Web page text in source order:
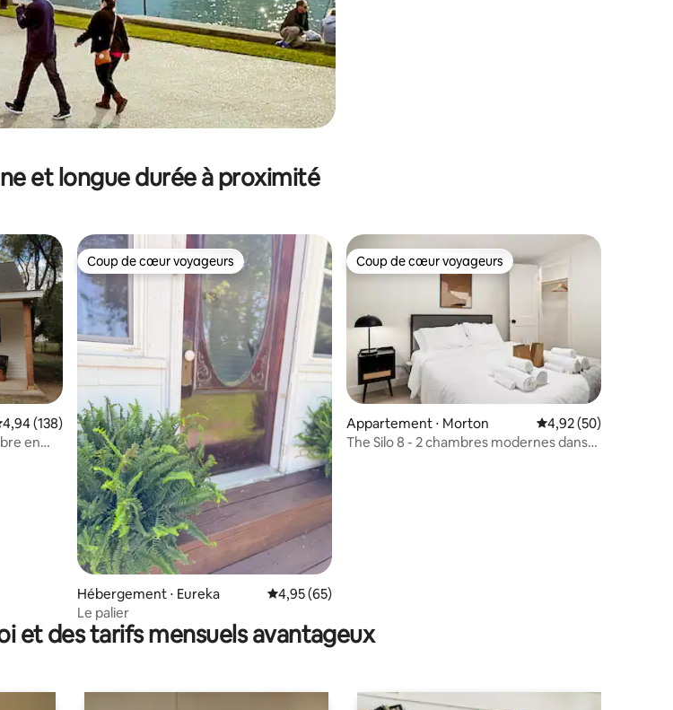
et longue durée à proximité
: 4,96 sur 5
moyenne sur la base de 138 commentaires : 4,94 sur 5
4,94 (138)
en
Coup de cœur voyageurs
Coup de cœur voyageurs
Hébergement ⋅ Eureka Évaluation moyenne sur la base de 65 commentaires : 4,95 sur 5
4,95 (65)
Le palier
Coup de cœur voyageurs
Coup de cœur voyageurs
Appartement ⋅ Morton Évaluation moyenne
4,92 (50)
The Silo 8 - 2 chambres modernes dans
et des tarifs mensuels avantageux